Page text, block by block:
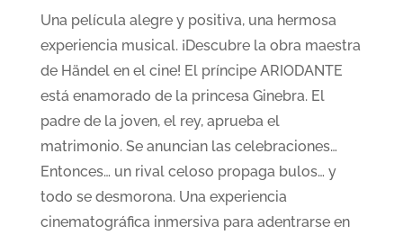
Una película alegre y positiva, una hermosa
experiencia musical. ¡Descubre la obra maestra
de Händel en el cine! El príncipe ARIODANTE
está enamorado de la princesa Ginebra. El
padre de la joven, el rey, aprueba el
matrimonio. Se anuncian las celebraciones…
Entonces… un rival celoso propaga bulos… y
todo se desmorona. Una experiencia
cinematográfica inmersiva para adentrarse en